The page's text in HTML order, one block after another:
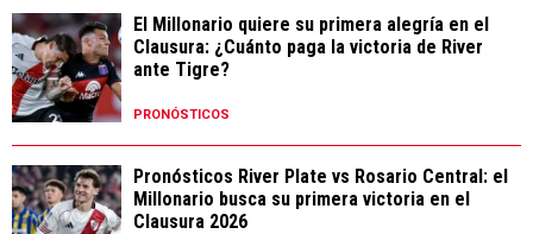
El Millonario quiere su primera alegría en el
Clausura: ¿Cuánto paga la victoria de River
ante Tigre?
PRONÓSTICOS
Pronósticos River Plate vs Rosario Central: el
Millonario busca su primera victoria en el
Clausura 2026